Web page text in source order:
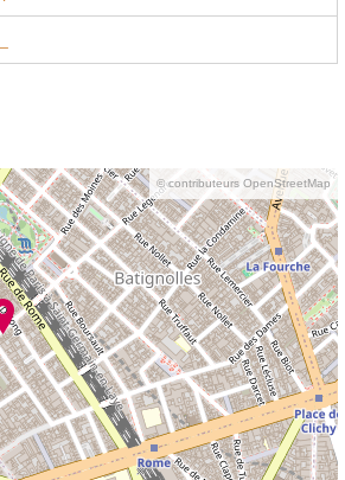
© contributeurs OpenStreetMap